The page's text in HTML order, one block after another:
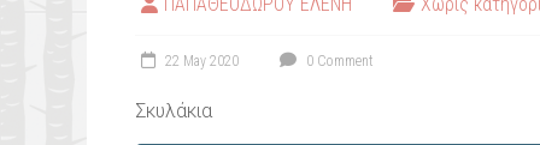
ΠΑΠΑΘΕΟΔΩΡΟΥ ΕΛΕΝΗ Χωρίς
22 May 2020 0 Comment
Σκυλάκια